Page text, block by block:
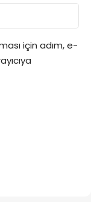
için adım, e-